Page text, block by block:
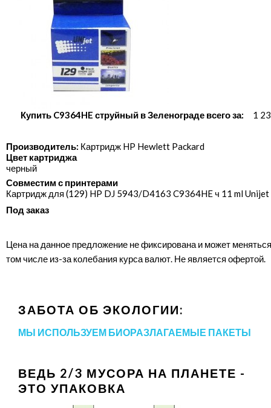
Купить C9364HE струйный в Зеленограде всего за: 1
Производитель: Картридж HP Hewlett Packard
Цвет картриджа
черный
Совместим с принтерами
Картридж для (129) HP DJ 5943/​D4163 C9364HE ч 11 ml Unijet
Под заказ
Цена на данное предложение не фиксирована и может
том числе из-за колебания курса валют. Не является офертой.
ЗАБОТА ОБ ЭКОЛОГИИ:
МЫ ИСПОЛЬЗУЕМ БИОРАЗЛАГАЕМЫЕ ПАКЕТЫ
ВЕДЬ 2/3 МУСОРА НА ПЛАНЕТЕ -
ЭТО УПАКОВКА